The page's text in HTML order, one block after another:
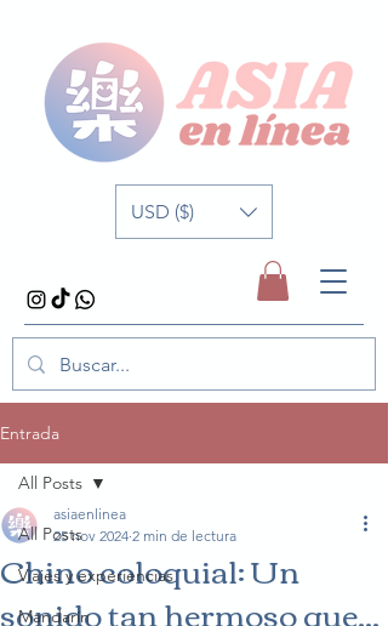
USD ($)
Entrada
All Posts
Viajes y experiencias
Mandarín
All Posts
Chino coloquial: Un
sonido tan hermoso que...
asiaenlinea
25 nov 2024 2 min de lectura